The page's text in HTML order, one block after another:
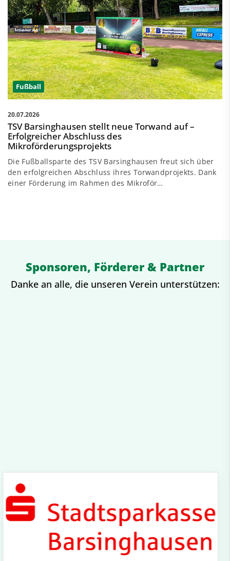
Fußball
20.07.2026
TSV Barsinghausen stellt neue Torwand auf –
Erfolgreicher Abschluss des
Mikroförderungsprojekts
Die Fußballsparte des TSV Barsinghausen freut sich über
den erfolgreichen Abschluss ihres Torwandprojekts. Dank
einer Förderung im Rahmen des Mikroför…
Sponsoren, Förderer & Partner
Danke an alle, die unseren Verein unterstützen: